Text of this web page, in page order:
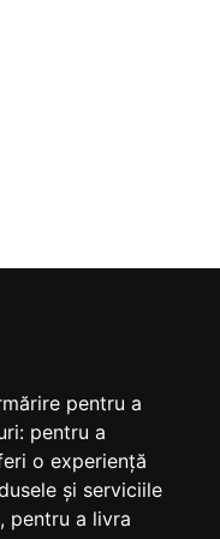
pentru a
pentru a
o experiență
și serviciile
, pentru a livra